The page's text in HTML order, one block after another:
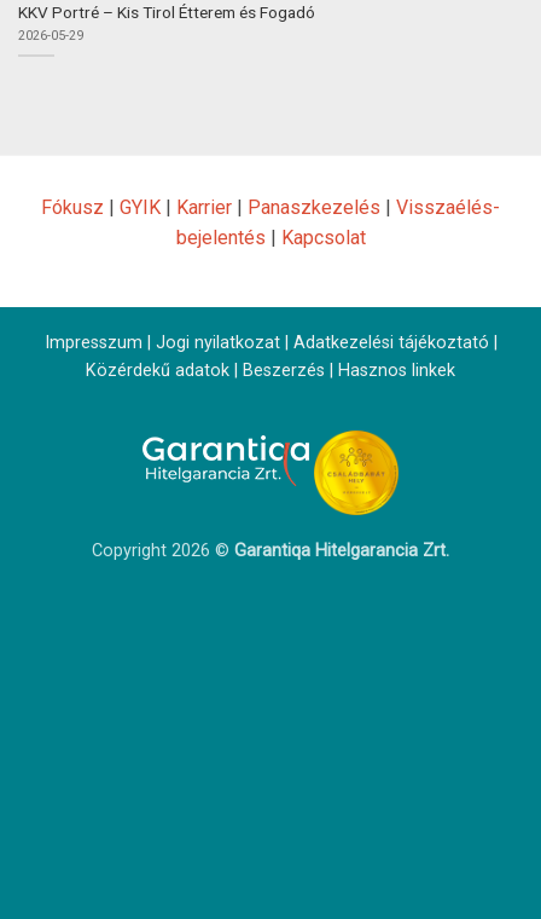
KKV Portré – Kis Tirol Étterem és Fogadó
2026-05-29
Fókusz GYIK Karrier Panaszkezelés
Visszaélés-
bejelentés
Kapcsolat
Impresszum Jogi nyilatkozat| Adatkezelési tájékoztató
Közérdekű adatok
Beszerzés Hasznos linkek
Copyright 2026 © Garantiqa Hitelgarancia Zrt.